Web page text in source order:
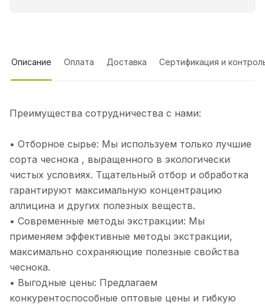
Описание Оплата Доставка Сертификация и
Преимущества сотрудничества с нами:
• Отборное сырье: Мы используем только лучшие
сорта чеснока , выращенного в экологически
чистых условиях. Тщательный отбор и обработка
гарантируют максимальную концентрацию
аллицина и других полезных веществ.
• Современные методы экстракции: Мы
применяем эффективные методы экстракции,
максимально сохраняющие полезные свойства
чеснока.
• Выгодные цены: Предлагаем
конкурентоспособные оптовые цены и гибкую